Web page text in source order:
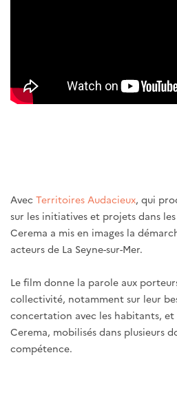
Avec Territoires Audacieux, qui
sur les initiatives et projets dans
Cerema a mis en images la
acteurs de La Seyne-sur-Mer.
Le film donne la parole aux
collectivité, notamment sur leur
concertation avec les habitants, et
Cerema, mobilisés dans plusieurs
compétence.